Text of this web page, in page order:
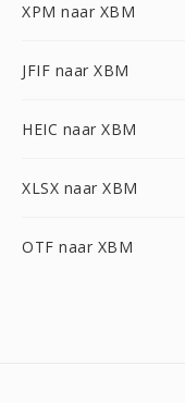
XPM naar XBM
JFIF naar XBM
HEIC naar XBM
XLSX naar XBM
OTF naar XBM